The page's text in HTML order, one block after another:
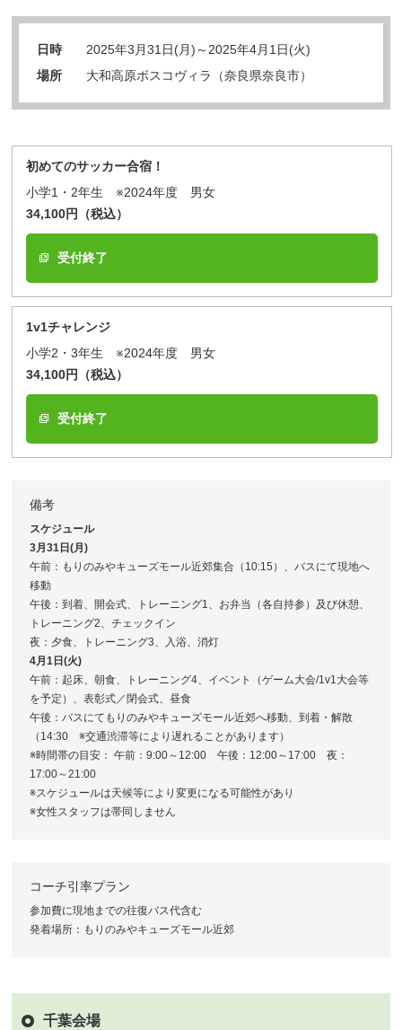
日時
2025年3月31日(月)～2025年4月1日(火)
場所
大和高原ボスコヴィラ（奈良県奈良市）
初めてのサッカー合宿！
小学1・2年生 ※2024年度 男女
34,100円（税込）
受付終了
1v1チャレンジ
小学2・3年生 ※2024年度 男女
34,100円（税込）
受付終了
備考
スケジュール
3月31日(月)
午前：もりのみやキューズモール近郊集合（10:15）、バスにて現地へ
移動
午後：到着、開会式、トレーニング1、お弁当（各自持参）及び休憩、
トレーニング2、チェックイン
夜：夕食、トレーニング3、入浴、消灯
4月1日(火)
午前：起床、朝食、トレーニング4、イベント（ゲーム大会/1v1大会等
を予定）、表彰式／閉会式、昼食
午後：バスにてもりのみやキューズモール近郊へ移動、到着・解散
（14:30 ※交通渋滞等により遅れることがあります）
※時間帯の目安： 午前：9:00～12:00 午後：12:00～17:00 夜：
17:00～21:00
※スケジュールは天候等により変更になる可能性があり
※女性スタッフは帯同しません
コーチ引率プラン
参加費に現地までの往復バス代含む
発着場所：もりのみやキューズモール近郊
千葉会場